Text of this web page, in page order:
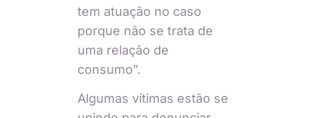
tem atuação no caso
porque não se trata de
uma relação de
consumo”.
Algumas vítimas estão se